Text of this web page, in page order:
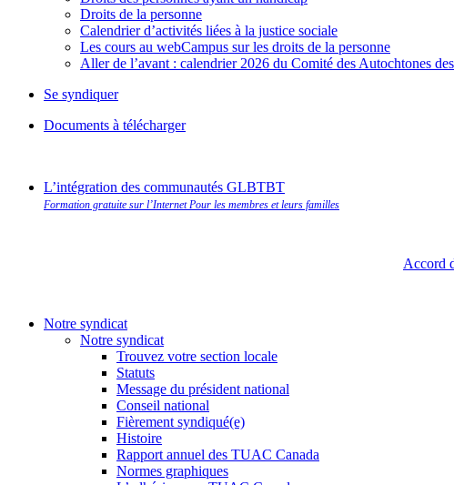
Droits de la personne
Calendrier d’activités liées à la justice sociale
Les cours au webCampus sur les droits de la personne
Aller de l’avant : calendrier 2026 du Comité des Autochtones
Se syndiquer
Documents à télécharger
L’intégration des communautés GLBTBT
Formation gratuite sur l’Internet Pour les membres et leurs familles
Accord
Notre syndicat
Notre syndicat
Trouvez votre section locale
Statuts
Message du président national
Conseil national
Fièrement syndiqué(e)
Histoire
Rapport annuel des TUAC Canada
Normes graphiques